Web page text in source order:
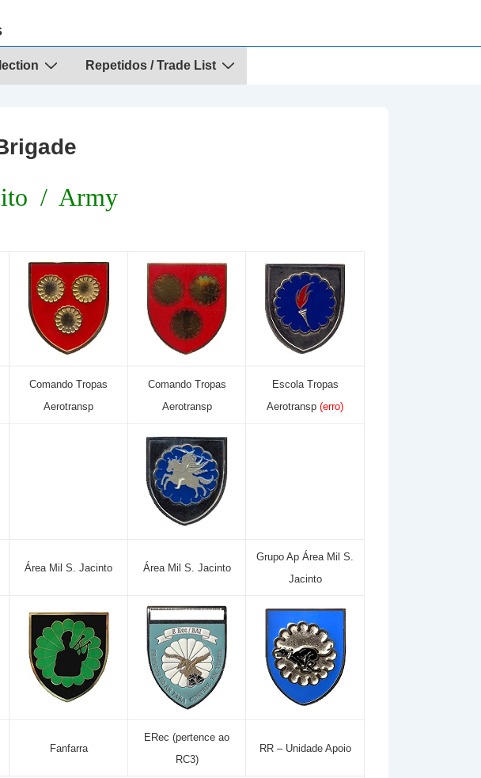
Repetidos / Trade List
/ Army
Comando Tropas
Aerotransp
Comando Tropas
Aerotransp
Escola Tropas
Aerotransp (erro)
Área Mil S. Jacinto Área Mil S. Jacinto
Grupo Ap Área Mil S.
Jacinto
Fanfarra
ERec (pertence ao
RC3)
RR – Unidade Apoio